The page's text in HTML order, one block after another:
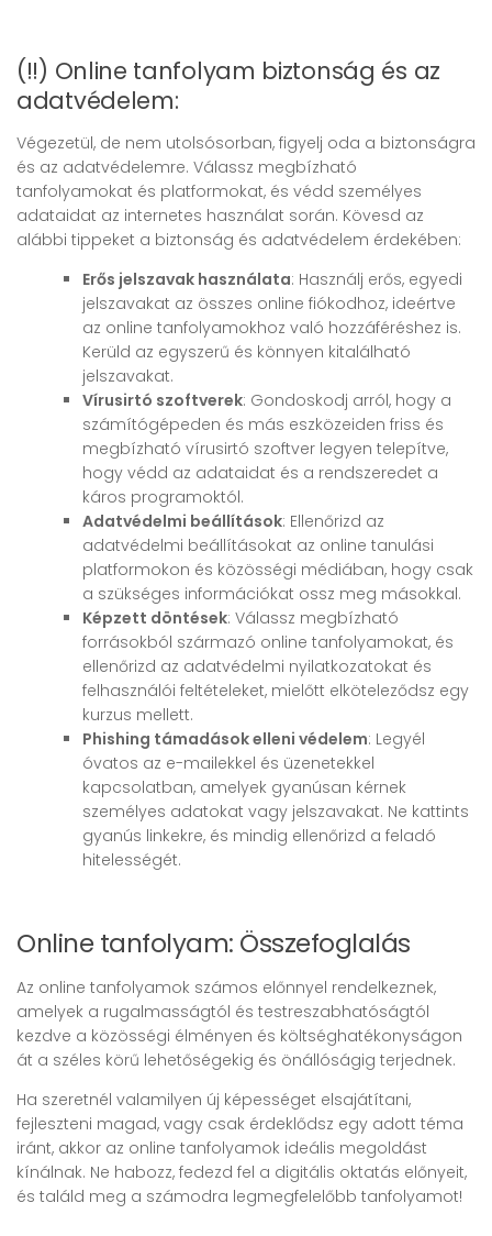
(!!) Online tanfolyam biztonság és az
adatvédelem:
Végezetül, de nem utolsósorban, figyelj oda a biztonságra
és az adatvédelemre. Válassz megbízható
tanfolyamokat és platformokat, és védd személyes
adataidat az internetes használat során. Kövesd az
alábbi tippeket a biztonság és adatvédelem érdekében:
Erős jelszavak használata: Használj erős, egyedi
jelszavakat az összes online fiókodhoz, ideértve
az online tanfolyamokhoz való hozzáféréshez is.
Kerüld az egyszerű és könnyen kitalálható
jelszavakat.
Vírusirtó szoftverek: Gondoskodj arról, hogy a
számítógépeden és más eszközeiden friss és
megbízható vírusirtó szoftver legyen telepítve,
hogy védd az adataidat és a rendszeredet a
káros programoktól.
Adatvédelmi beállítások: Ellenőrizd az
adatvédelmi beállításokat az online tanulási
platformokon és közösségi médiában, hogy csak
a szükséges információkat ossz meg másokkal.
Képzett döntések: Válassz megbízható
forrásokból származó online tanfolyamokat, és
ellenőrizd az adatvédelmi nyilatkozatokat és
felhasználói feltételeket, mielőtt elköteleződsz egy
kurzus mellett.
Phishing támadások elleni védelem: Legyél
óvatos az e-mailekkel és üzenetekkel
kapcsolatban, amelyek gyanúsan kérnek
személyes adatokat vagy jelszavakat. Ne kattints
gyanús linkekre, és mindig ellenőrizd a feladó
hitelességét.
Online tanfolyam: Összefoglalás
Az online tanfolyamok számos előnnyel rendelkeznek,
amelyek a rugalmasságtól és testreszabhatóságtól
kezdve a közösségi élményen és költséghatékonyságon
át a széles körű lehetőségekig és önállóságig terjednek.
Ha szeretnél valamilyen új képességet elsajátítani,
fejleszteni magad, vagy csak érdeklődsz egy adott téma
iránt, akkor az online tanfolyamok ideális megoldást
kínálnak. Ne habozz, fedezd fel a digitális oktatás előnyeit,
és találd meg a számodra legmegfelelőbb tanfolyamot!